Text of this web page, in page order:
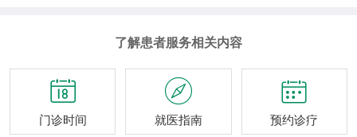
了解患者服务相关内容

门诊时间

就医指南

预约诊疗